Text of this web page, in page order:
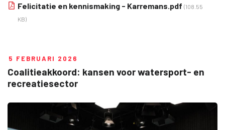
Felicitatie en kennismaking - Karremans.pdf (108.55
KB)
5 FEBRUARI 2026
Coalitieakkoord: kansen voor watersport- en
recreatiesector